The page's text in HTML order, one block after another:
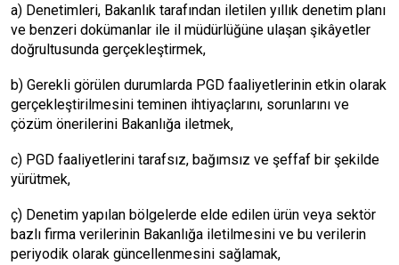
a) Denetimleri, Bakanlık tarafından iletilen yıllık denetim planı
ve benzeri dokümanlar ile il müdürlüğüne ulaşan şikâyetler
doğrultusunda gerçekleştirmek,
b) Gerekli görülen durumlarda PGD faaliyetlerinin etkin olarak
gerçekleştirilmesini teminen ihtiyaçlarını, sorunlarını ve
çözüm önerilerini Bakanlığa iletmek,
c) PGD faaliyetlerini tarafsız, bağımsız ve şeffaf bir şekilde
yürütmek,
ç) Denetim yapılan bölgelerde elde edilen ürün veya sektör
bazlı firma verilerinin Bakanlığa iletilmesini ve bu verilerin
periyodik olarak güncellenmesini sağlamak,